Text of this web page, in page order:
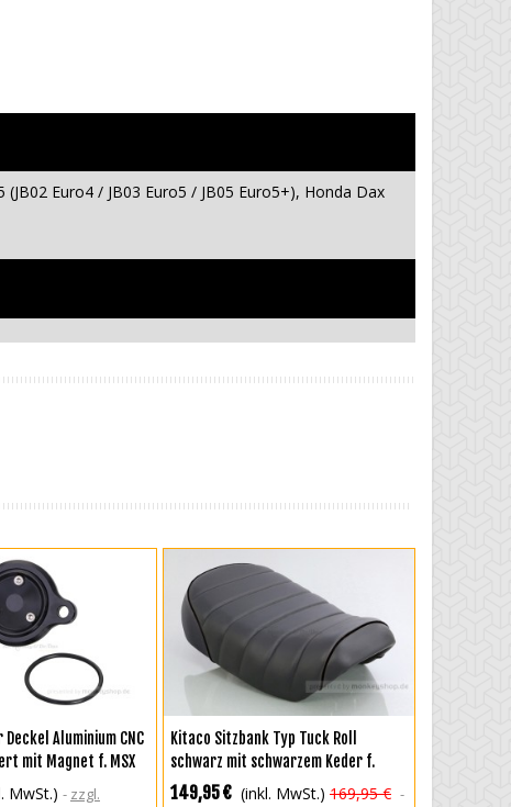
Euro4 / JB03 Euro5 / JB05 Euro5+), Honda Dax
Aluminium CNC
mit Magnet f. MSX
125 JB03 JB05 +
MwSt.)
zzgl.
IN DEN WARENKORB
Kitaco Sitzbank Typ Tuck Roll
schwarz mit schwarzem Keder f.
Monkey 125
149,95 € (inkl. MwSt.) 169,95 €